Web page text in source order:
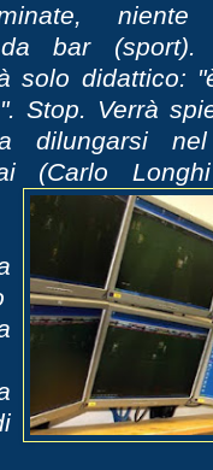
niente
da bar (sport).
solo didattico:
Stop. Verrà
dilungarsi
(Carlo L